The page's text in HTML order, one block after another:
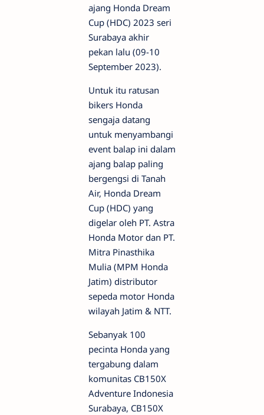
ajang Honda Dream
Cup (HDC) 2023 seri
Surabaya akhir
pekan lalu (09-10
September 2023).
Untuk itu ratusan
bikers Honda
sengaja datang
untuk menyambangi
event balap ini dalam
ajang balap paling
bergengsi di Tanah
Air, Honda Dream
Cup (HDC) yang
digelar oleh PT. Astra
Honda Motor dan PT.
Mitra Pinasthika
Mulia (MPM Honda
Jatim) distributor
sepeda motor Honda
wilayah Jatim & NTT.
Sebanyak 100
pecinta Honda yang
tergabung dalam
komunitas CB150X
Adventure Indonesia
Surabaya, CB150X